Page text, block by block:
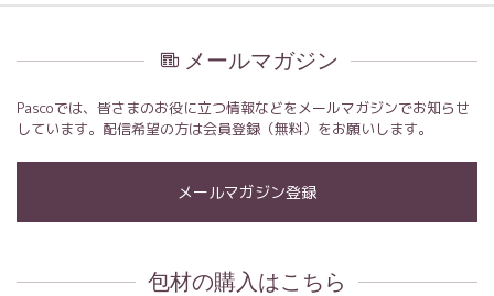
メールマガジン
Pascoでは、皆さまのお役に立つ情報などをメールマガジンでお知らせ
しています。配信希望の方は会員登録（無料）をお願いします。
メールマガジン登録
包材の購入はこちら